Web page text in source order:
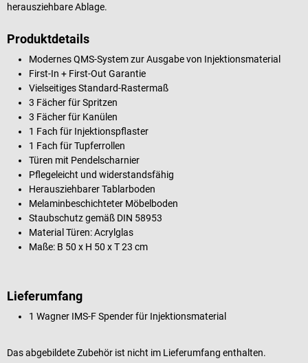
herausziehbare Ablage.
Produktdetails
Modernes QMS-System zur Ausgabe von Injektionsmaterial
First-In + First-Out Garantie
Vielseitiges Standard-Rastermaß
3 Fächer für Spritzen
3 Fächer für Kanülen
1 Fach für Injektionspflaster
1 Fach für Tupferrollen
Türen mit Pendelscharnier
Pflegeleicht und widerstandsfähig
Herausziehbarer Tablarboden
Melaminbeschichteter Möbelboden
Staubschutz gemäß DIN 58953
Material Türen: Acrylglas
Maße: B 50 x H 50 x T 23 cm
Lieferumfang
1 Wagner IMS-F Spender für Injektionsmaterial
Das abgebildete Zubehör ist nicht im Lieferumfang enthalten.